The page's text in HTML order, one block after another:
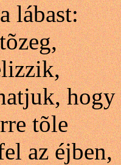
lábast:
hogy
tõle
az éjben,